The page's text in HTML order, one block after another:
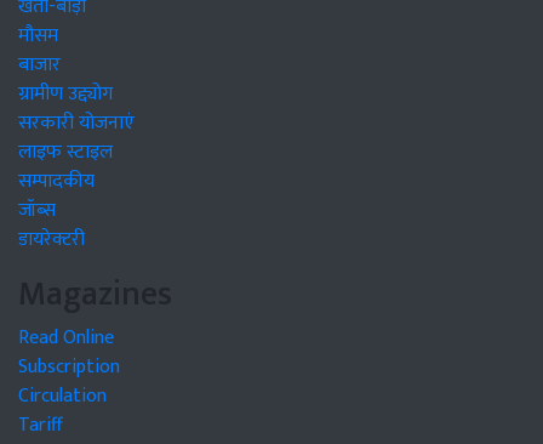
खेती-बाड़ी
मौसम
बाजार
ग्रामीण उद्द्योग
सरकारी योजनाएं
लाइफ स्टाइल
सम्पादकीय
जॉब्स
डायरेक्टरी
Magazines
Read Online
Subscription
Circulation
Tariff